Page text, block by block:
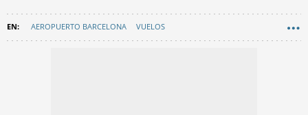
AEROPUERTO BARCELONA VUELOS